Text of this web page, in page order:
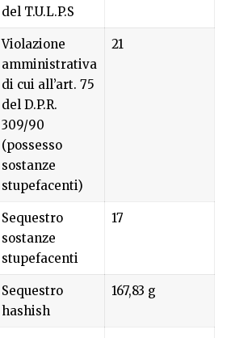
del T.U.L.P.S
Violazione
amministrativa
di cui all’art. 75
del D.P.R.
309/90
(possesso
sostanze
stupefacenti)
21
Sequestro
sostanze
stupefacenti
17
Sequestro
hashish
167,83 g